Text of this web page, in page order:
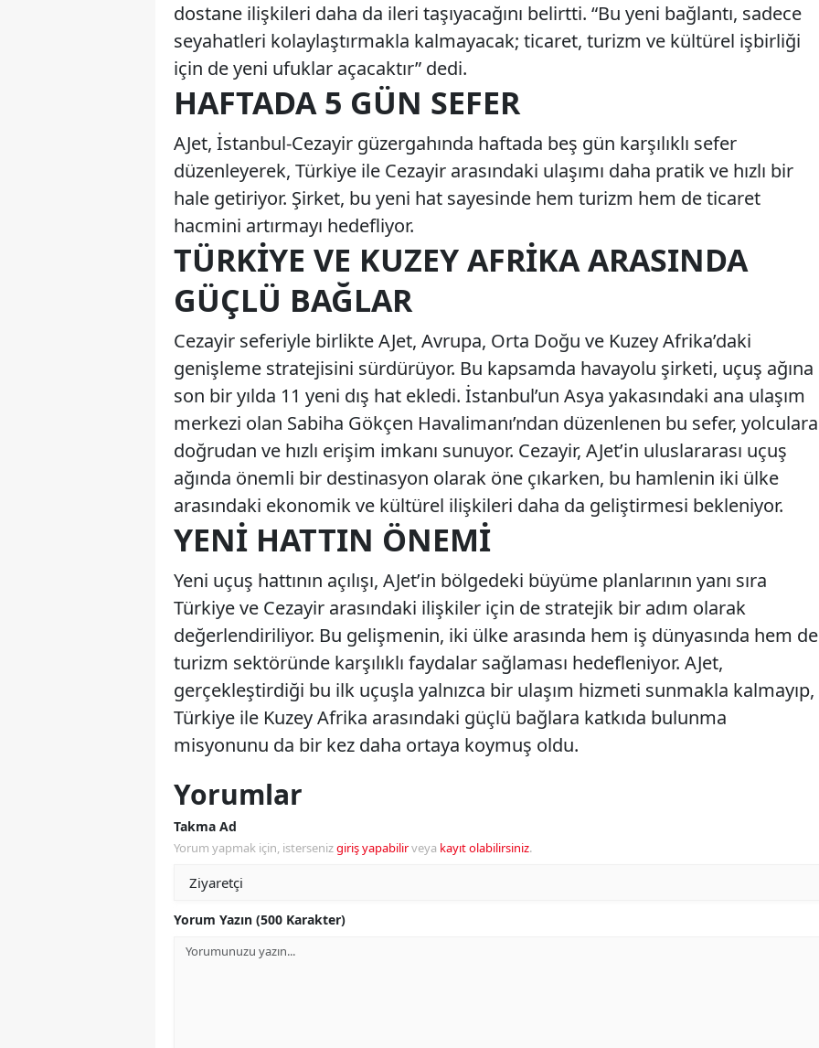
dostane ilişkileri daha da ileri taşıyacağını belirtti. “Bu yeni bağlantı, sadece
seyahatleri kolaylaştırmakla kalmayacak; ticaret, turizm ve kültürel işbirliği
için de yeni ufuklar açacaktır” dedi.
HAFTADA 5 GÜN SEFER
AJet, İstanbul-Cezayir güzergahında haftada beş gün karşılıklı sefer
düzenleyerek, Türkiye ile Cezayir arasındaki ulaşımı daha pratik ve hızlı bir
hale getiriyor. Şirket, bu yeni hat sayesinde hem turizm hem de ticaret
hacmini artırmayı hedefliyor.
TÜRKIYE VE KUZEY AFRIKA ARASINDA
GÜÇLÜ BAĞLAR
Cezayir seferiyle birlikte AJet, Avrupa, Orta Doğu ve Kuzey Afrika’daki
genişleme stratejisini sürdürüyor. Bu kapsamda havayolu şirketi, uçuş ağına
son bir yılda 11 yeni dış hat ekledi. İstanbul’un Asya yakasındaki ana ulaşım
merkezi olan Sabiha Gökçen Havalimanı’ndan düzenlenen bu sefer, yolculara
doğrudan ve hızlı erişim imkanı sunuyor. Cezayir, AJet’in uluslararası uçuş
ağında önemli bir destinasyon olarak öne çıkarken, bu hamlenin iki ülke
arasındaki ekonomik ve kültürel ilişkileri daha da geliştirmesi bekleniyor.
YENI HATTIN ÖNEMI
Yeni uçuş hattının açılışı, AJet’in bölgedeki büyüme planlarının yanı sıra
Türkiye ve Cezayir arasındaki ilişkiler için de stratejik bir adım olarak
değerlendiriliyor. Bu gelişmenin, iki ülke arasında hem iş dünyasında hem de
turizm sektöründe karşılıklı faydalar sağlaması hedefleniyor. AJet,
gerçekleştirdiği bu ilk uçuşla yalnızca bir ulaşım hizmeti sunmakla kalmayıp,
Türkiye ile Kuzey Afrika arasındaki güçlü bağlara katkıda bulunma
misyonunu da bir kez daha ortaya koymuş oldu.
Yorumlar
Takma Ad
Yorum yapmak için, istersenizgiriş yapabilirveya kayıt olabilirsiniz.
Yorum Yazın (500 Karakter)